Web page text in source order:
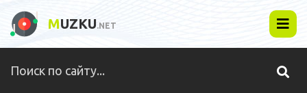
MUZKU.NET